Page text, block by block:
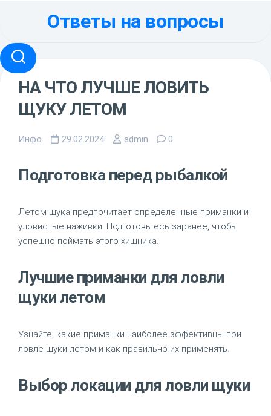
Ответы на вопросы
НА ЧТО ЛУЧШЕ ЛОВИТЬ
ЩУКУ ЛЕТОМ
Инфо 29.02.2024 admin 0
Подготовка перед рыбалкой
Летом щука предпочитает определенные приманки и
уловистые наживки. Подготовьтесь заранее, чтобы
успешно поймать этого хищника.
Лучшие приманки для ловли
щуки летом
Узнайте, какие приманки наиболее эффективны при
ловле щуки летом и как правильно их применять.
Выбор локации для ловли щуки